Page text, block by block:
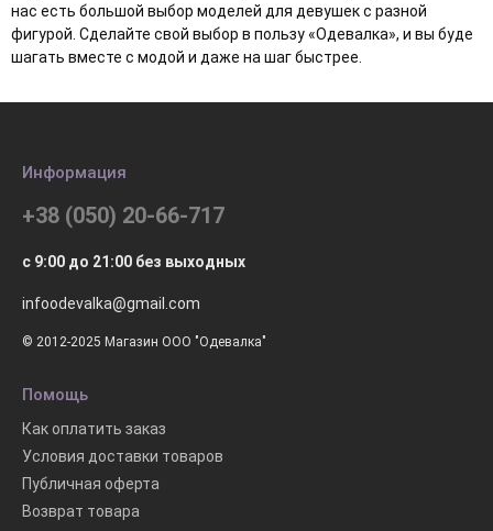
нас есть большой выбор моделей для девушек с разной
фигурой. Сделайте свой выбор в пользу «Одевалка», и вы буде
шагать вместе с модой и даже на шаг быстрее.
Информация
+38 (050) 20-66-717
с 9:00 до 21:00 без выходных
infoodevalka@gmail.com
© 2012-2025 Магазин ООО "Одевалка"
Помощь
Как оплатить заказ
Условия доставки товаров
Публичная оферта
Возврат товара